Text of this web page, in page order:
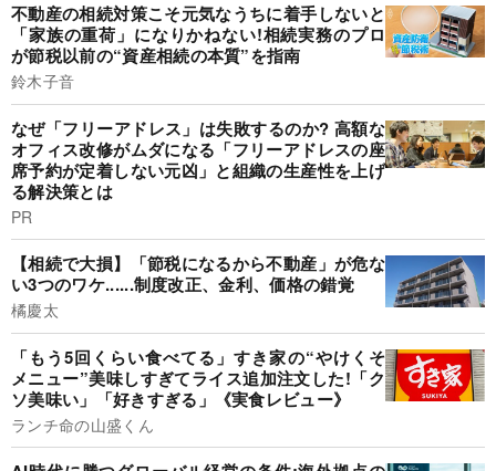
不動産の相続対策こそ元気なうちに着手しないと
「家族の重荷」になりかねない!相続実務のプロ
が節税以前の“資産相続の本質”を指南
鈴木子音
なぜ「フリーアドレス」は失敗するのか? 高額な
オフィス改修がムダになる「フリーアドレスの座
席予約が定着しない元凶」と組織の生産性を上げ
る解決策とは
PR
【相続で大損】「節税になるから不動産」が危な
い3つのワケ......制度改正、金利、価格の錯覚
橘慶太
「もう5回くらい食べてる」すき家の“やけくそ
メニュー”美味しすぎてライス追加注文した!「ク
ソ美味い」「好きすぎる」《実食レビュー》
ランチ命の山盛くん